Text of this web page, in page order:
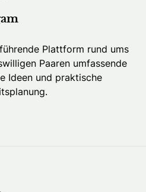
Plattform rund ums
Paaren umfassende
Ideen und praktische